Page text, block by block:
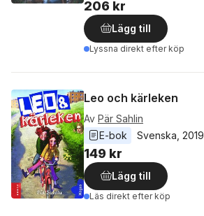
206 kr
Lägg till
Lyssna direkt efter köp
Leo och kärleken
Av Pär Sahlin
E-bok
Svenska 2019
149 kr
Lägg till
Läs direkt efter köp